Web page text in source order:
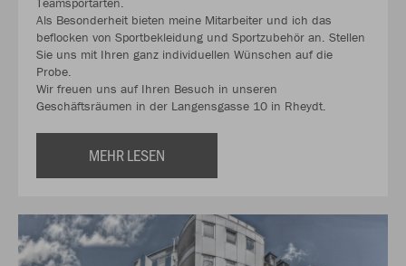
Als Besonderheit bieten meine Mitarbeiter und ich das
beflocken von Sportbekleidung und Sportzubehör an. Stellen
Sie uns mit Ihren ganz individuellen Wünschen auf die
Probe.
Wir freuen uns auf Ihren Besuch in unseren
Geschäftsräumen in der Langensgasse 10 in Rheydt.
MEHR LESEN